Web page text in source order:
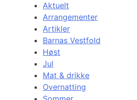
Aktuelt
Arrangementer
Artikler
Barnas Vestfold
Høst
Jul
Mat & drikke
Overnatting